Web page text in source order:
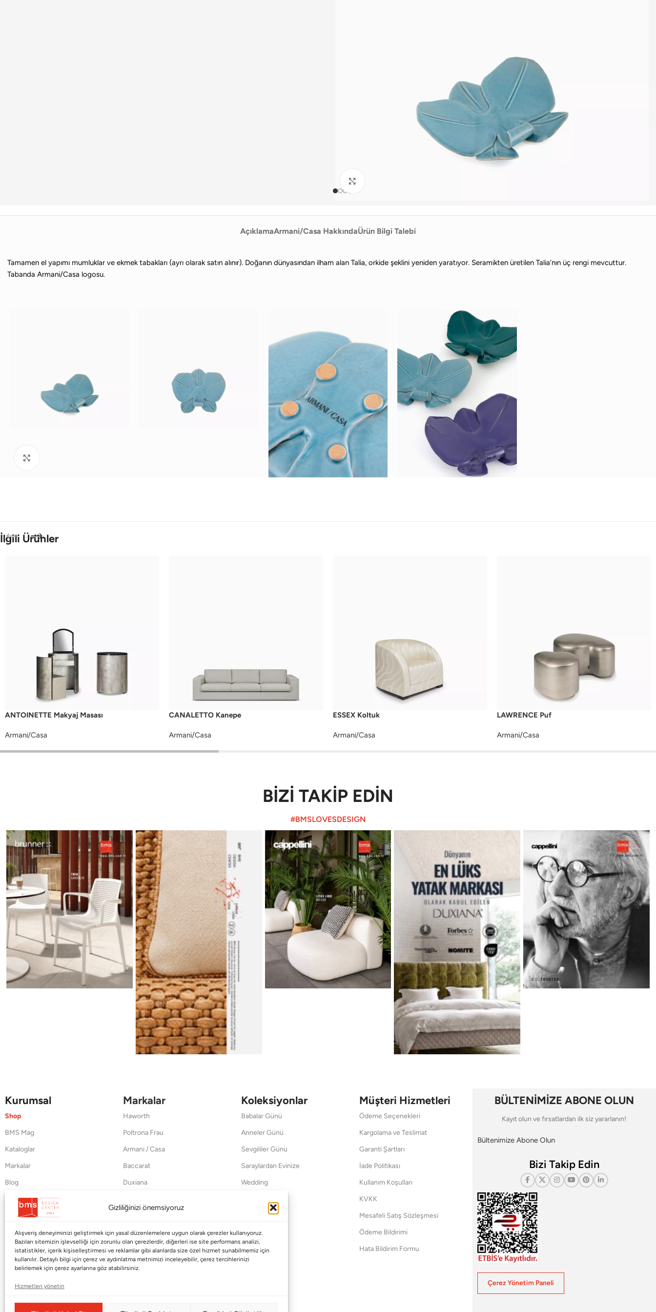
Gizliliğinizi önemsiyoruz
Alışveriş deneyiminizi geliştirmek için yasal düzenlemelere uygun olarak çerezler kullanıyoruz.
Bazıları sitemizin işlevselliği için zorunlu olan çerezlerdir, diğerleri ise site performans analizi,
istatistikler, içerik kişiselleştirmesi ve reklamlar gibi alanlarda size özel hizmet sunabilmemiz için
kullanılır. Detaylı bilgi için çerez ve aydınlatma metnimizi inceleyebilir, çerez tercihlerinizi
belirlemek için çerez ayarlarına göz atabilirsiniz.
Hizmetleri yönetin
AçıklamaArmani/Casa HakkındaÜrün Bilgi Talebi
Tamamen el yapımı mumluklar ve ekmek tabakları (ayrı olarak satın alınır). Doğanın dünyasından ilham alan Talia, orkide şeklini yeniden yaratıyor. Seramikten üretilen Talia’nın üç rengi mevcuttur.
Tabanda Armani/Casa logosu.
İlgili Ürünler
ANTOINETTE Makyaj Masası
Armani/Casa
CANALETTO Kanepe
Armani/Casa
ESSEX Koltuk
Armani/Casa
LAWRENCE Puf
Armani/Casa
BİZİ TAKİP EDİN
#BMSLOVESDESIGN
Kurumsal
Shop
BMS Mag
Kataloglar
Markalar
Blog
Hakkımızda
İletişim
Markalar
Haworth
Poltrona Frau
Armani / Casa
Baccarat
Duxiana
Koleksiyonlar
Babalar Günü
Anneler Günü
Sevgililer Günü
Saraylardan Evinize
Wedding
Yat
Müşteri Hizmetleri
Ödeme Seçenekleri
Kargolama ve Teslimat
Garanti Şartları
İade Politikası
Kullanım Koşulları
KVKK
Mesafeli Satış Sözleşmesi
Ödeme Bildirimi
Hata Bildirim Formu
BÜLTENİMİZE ABONE OLUN
Kayıt olun ve fırsatlardan ilk siz yararlanın!
Bültenimize Abone Olun
Bizi Takip Edin
Çerez Yönetim Paneli